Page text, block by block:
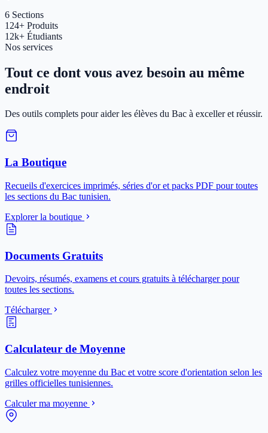
6 Sections
124+ Produits
12k+ Étudiants
Nos services
Tout ce dont vous avez besoin au même
endroit
Des outils complets pour aider les élèves du Bac à exceller et réussir.
La Boutique
Recueils d'exercices imprimés, séries d'or et packs PDF pour toutes
les sections du Bac tunisien.
Explorer la boutique
Documents Gratuits
Devoirs, résumés, examens et cours gratuits à télécharger pour
toutes les sections.
Télécharger
Calculateur de Moyenne
Calculez votre moyenne du Bac et votre score d'orientation selon les
grilles officielles tunisiennes.
Calculer ma moyenne